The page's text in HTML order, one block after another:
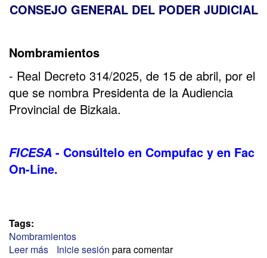
CONSEJO GENERAL DEL PODER JUDICIAL
Nombramientos
- Real Decreto 314/2025, de 15 de abril, por el
que se nombra Presidenta de la Audiencia
Provincial de Bizkaia.
FICESA - Consúltelo en Compufac y en Fac
On-Line.
Tags:
Nombramientos
Leer más sobre
Inicie sesión para comentar